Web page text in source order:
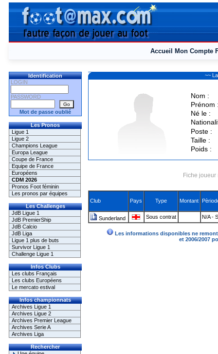
Accueil Mon Compte
Identification
LOGIN
PASSWORD
Mot de passe oublié
Les Pronos
Ligue 1
Ligue 2
Champions League
Europa League
Coupe de France
Equipe de France
Européens
CDM 2026
Pronos Foot féminin
Les pronos par équipes
Les Challenges
JdB Ligue 1
JdB PremierShip
JdB Calcio
JdB Liga
Ligue 1 plus de buts
Survivor Ligue 1
Challenge Ligue 1
Infos Clubs
Les clubs Français
Les clubs Européens
Le mercato estival
Infos championnats
Archives Ligue 1
Archives Ligue 2
Archives Premier League
Archives Serie A
Archives Liga
Rechercher
~~
Nom :
Prénom
Né le :
Poste :
Taille :
Poids :
Fiche
Club Pays Type Montant
Sunderland Sous contrat N/A -
Les informations disponibles ne
et 2006/2007